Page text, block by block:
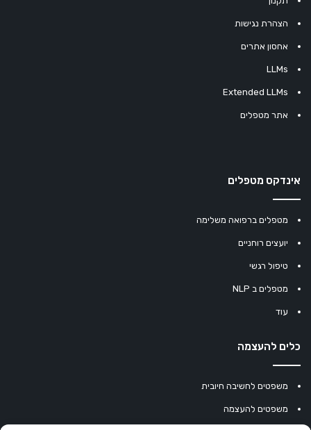
הצהרת נגישות
אחסון אתרים
LLMs
Extended LLMs
אתר מטפלים
אינדקס מטפלים
מטפלים ברפואה משלימה
יועצים רוחניים
טיפול רגשי
מטפלים ב NLP
עוד
כלים להעצמה
משפטים לחשיבה חיובית
משפטים להעצמה